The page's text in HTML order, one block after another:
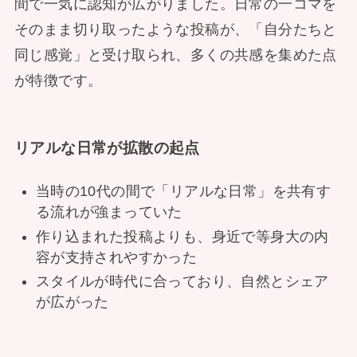
間で一気に認知が広がりました。日常の一コマを
そのまま切り取ったような投稿が、「自分たちと
同じ感覚」と受け取られ、多くの共感を集めた点
が特徴です。
リアルな日常が拡散の起点
当時の10代の間で「リアルな日常」を共有す
る流れが強まっていた
作り込まれた投稿よりも、身近で等身大の内
容が支持されやすかった
スタイルが時代に合っており、自然とシェア
が広がった